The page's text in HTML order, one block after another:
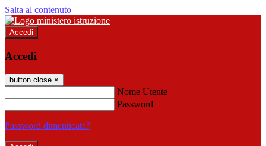
Salta al contenuto
Accedi
Accedi
button close ×
Nome Utente
Password
Password dimenticata?